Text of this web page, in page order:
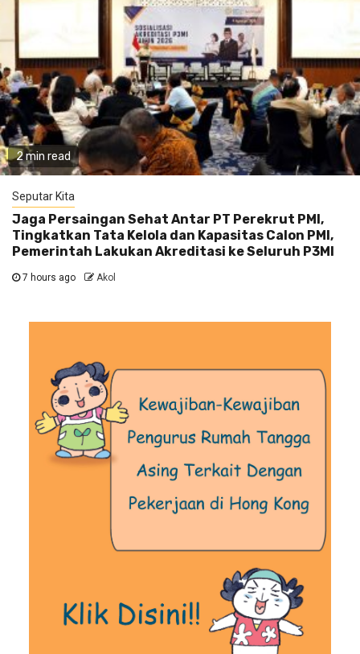
2 min read
Seputar Kita
Jaga Persaingan Sehat Antar PT Perekrut PMI,
Tingkatkan Tata Kelola dan Kapasitas Calon PMI,
Pemerintah Lakukan Akreditasi ke Seluruh P3MI
7 hours ago Akol